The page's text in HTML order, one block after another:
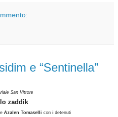
e “Sentinella”
San Vittore
zaddik
e Azalen Tomaselli con i detenuti